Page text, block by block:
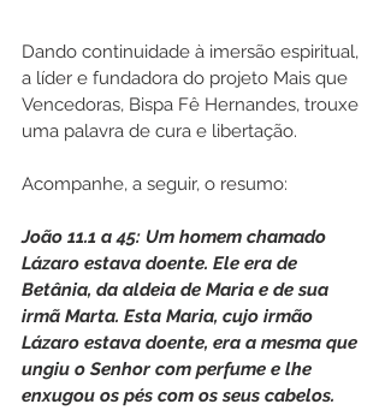
Dando continuidade à imersão espiritual,
a líder e fundadora do projeto Mais que
Vencedoras, Bispa Fê Hernandes, trouxe
uma palavra de cura e libertação.
Acompanhe, a seguir, o resumo:
João 11.1 a 45: Um homem chamado
Lázaro estava doente. Ele era de
Betânia, da aldeia de Maria e de sua
irmã Marta. Esta Maria, cujo irmão
Lázaro estava doente, era a mesma que
ungiu o Senhor com perfume e lhe
enxugou os pés com os seus cabelos.